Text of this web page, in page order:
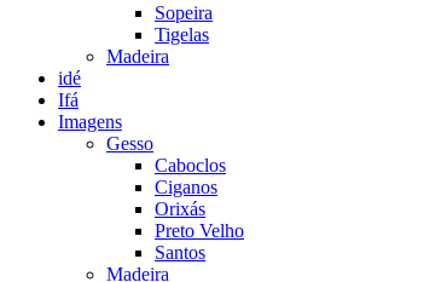
Sopeira
Tigelas
Madeira
idé
Ifá
Imagens
Gesso
Caboclos
Ciganos
Orixás
Preto Velho
Santos
Madeira